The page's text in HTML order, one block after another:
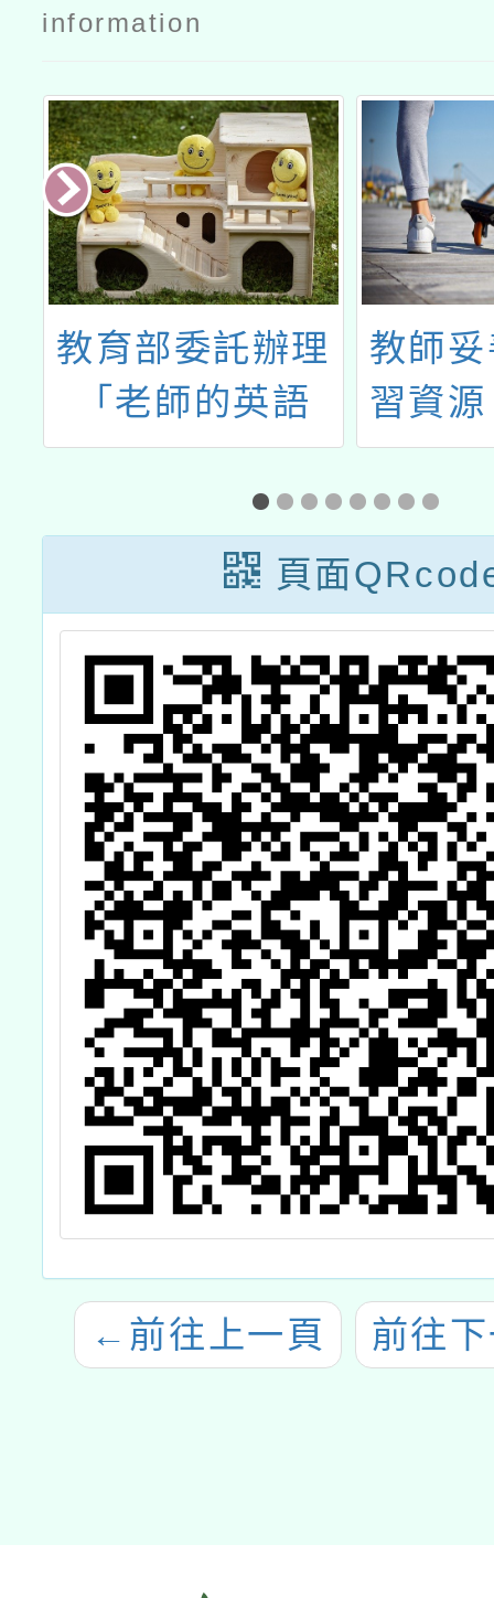
information
教育部委託辦理
「老師的英語
課：課堂實用英
語（線上課程）
English
Programs for
Teachers:
English in the
Classroom」
教師
習資
前往
消，
研習
避免
頁面
← 前往上一頁 前往